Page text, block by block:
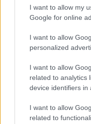
I want to allow my
Google for online
I want to allow
personalized
I want to allow
related to analytics
device identifiers in
I want to allow
related to
Chcete dominantu
ktorá pritiahne
Vyrobte si takéto
orechové svietidlo